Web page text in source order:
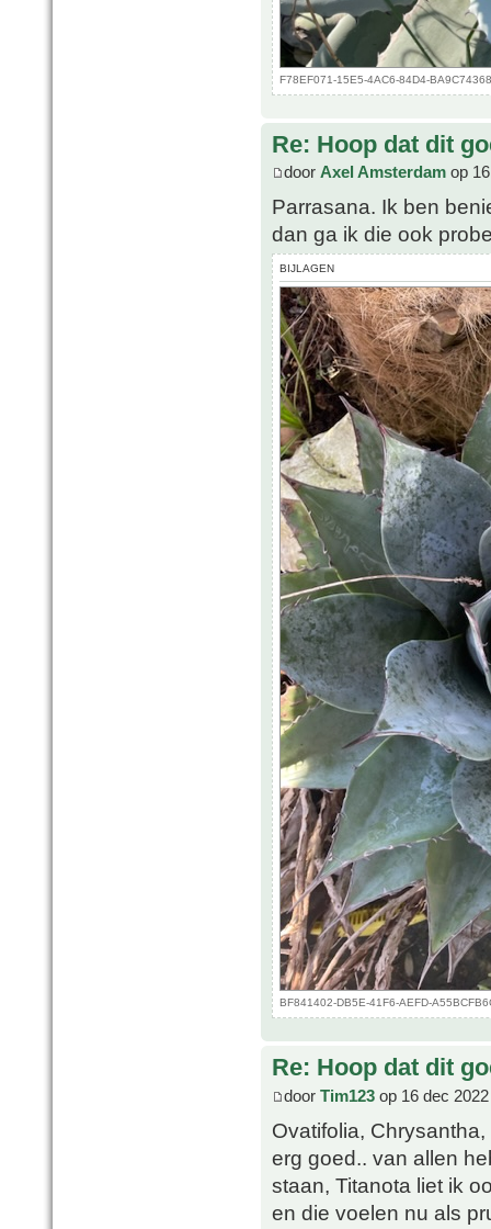
F78EF071-15E5-4AC6-84D4-
Re: Hoop dat dit
door Axel Amsterdam op
Parrasana. Ik ben
dan ga ik die ook
BIJLAGEN
BF841402-DB5E-41F6-AEFD-
Re: Hoop dat dit
door Tim123 op 16 dec
Ovatifolia,
erg goed.. van allen
staan, Titanota liet ik
en die voelen nu als